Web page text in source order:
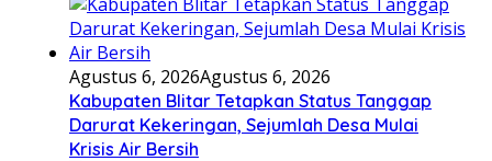
Agustus 6, 2026Agustus 6, 2026
Kabupaten Blitar Tetapkan Status Tanggap
Darurat Kekeringan, Sejumlah Desa Mulai
Krisis Air Bersih